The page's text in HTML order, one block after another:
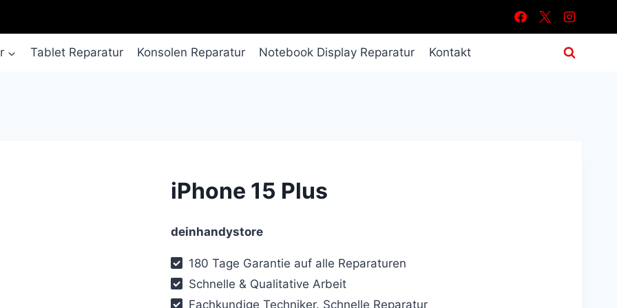
Tablet Reparatur Konsolen Reparatur Notebook Display Reparatur Kontakt
iPhone 15 Plus
deinhandystore
180 Tage Garantie auf alle Reparaturen
Schnelle & Qualitative Arbeit
Fachkundige Techniker. Schnelle Reparatur